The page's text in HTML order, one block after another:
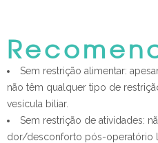
Sem restrição alimentar:
não têm qualquer tipo de
vesícula biliar.
Sem restrição de atividades:
dor/desconforto pós-operatório